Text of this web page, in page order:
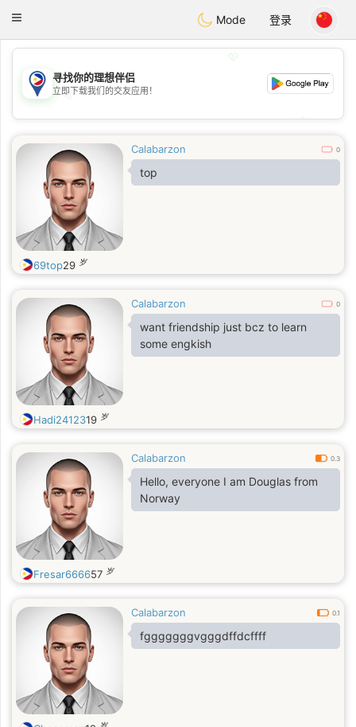
PhilippinesChat
Toggle
Mode 登录
💖
💕
寻找你的理想伴侣
立即下载我们的交友应用！
Calabarzon 0
top
69top29 岁
Calabarzon 0
want friendship just bcz to learn
some engkish
Hadi2412319 岁
Calabarzon 0.3
Hello, everyone I am Douglas from
Norway
Fresar666657 岁
Calabarzon 0.1
fgggggggvgggdffdcffff